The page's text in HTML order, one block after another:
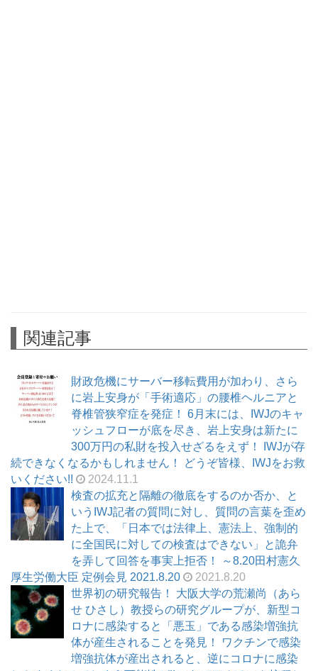
関連記事
財政危機にサーバー移転費用が加わり、さら
に岩上安身が「手術適応」の腰椎ヘルニアと
脊椎管狭窄症を発症！ 6月末には、IWJのキャ
ッシュフローが底を尽き、岩上安身は新たに
300万円の私財を投入せざるをえず！ IWJが存
続できなくなるかもしれません！ どうぞ皆様、IWJをお救
いください!!
2024.11.1
検査の拡充と隔離の徹底をするのか否か、と
いうIWJ記者の質問に対し、質問の言葉を歪め
た上で、「日本では法律上、憲法上、強制的
に全国民に対しての検査はできない」と詭弁
を弄して回答を事実上拒否！ ～8.20田村憲久
厚生労働大臣 定例会見 2021.8.20
2021.8.20
世界初の研究報告！ 大阪大学の荒瀬尚（あら
せ ひさし）教授らの研究グループが、新型コ
ロナに感染すると「悪玉」である感染増強抗
体が産生されることを発見！ ワクチンで感染
増強抗体が産出されると、逆にコロナに感染